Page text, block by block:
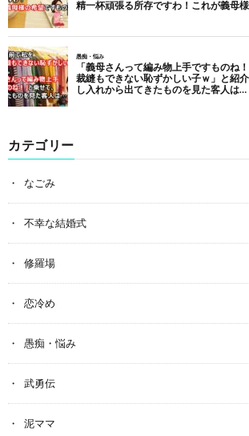
カテゴリー
なごみ
不幸な結婚式
修羅場
恋冷め
愚痴・悩み
武勇伝
泥ママ